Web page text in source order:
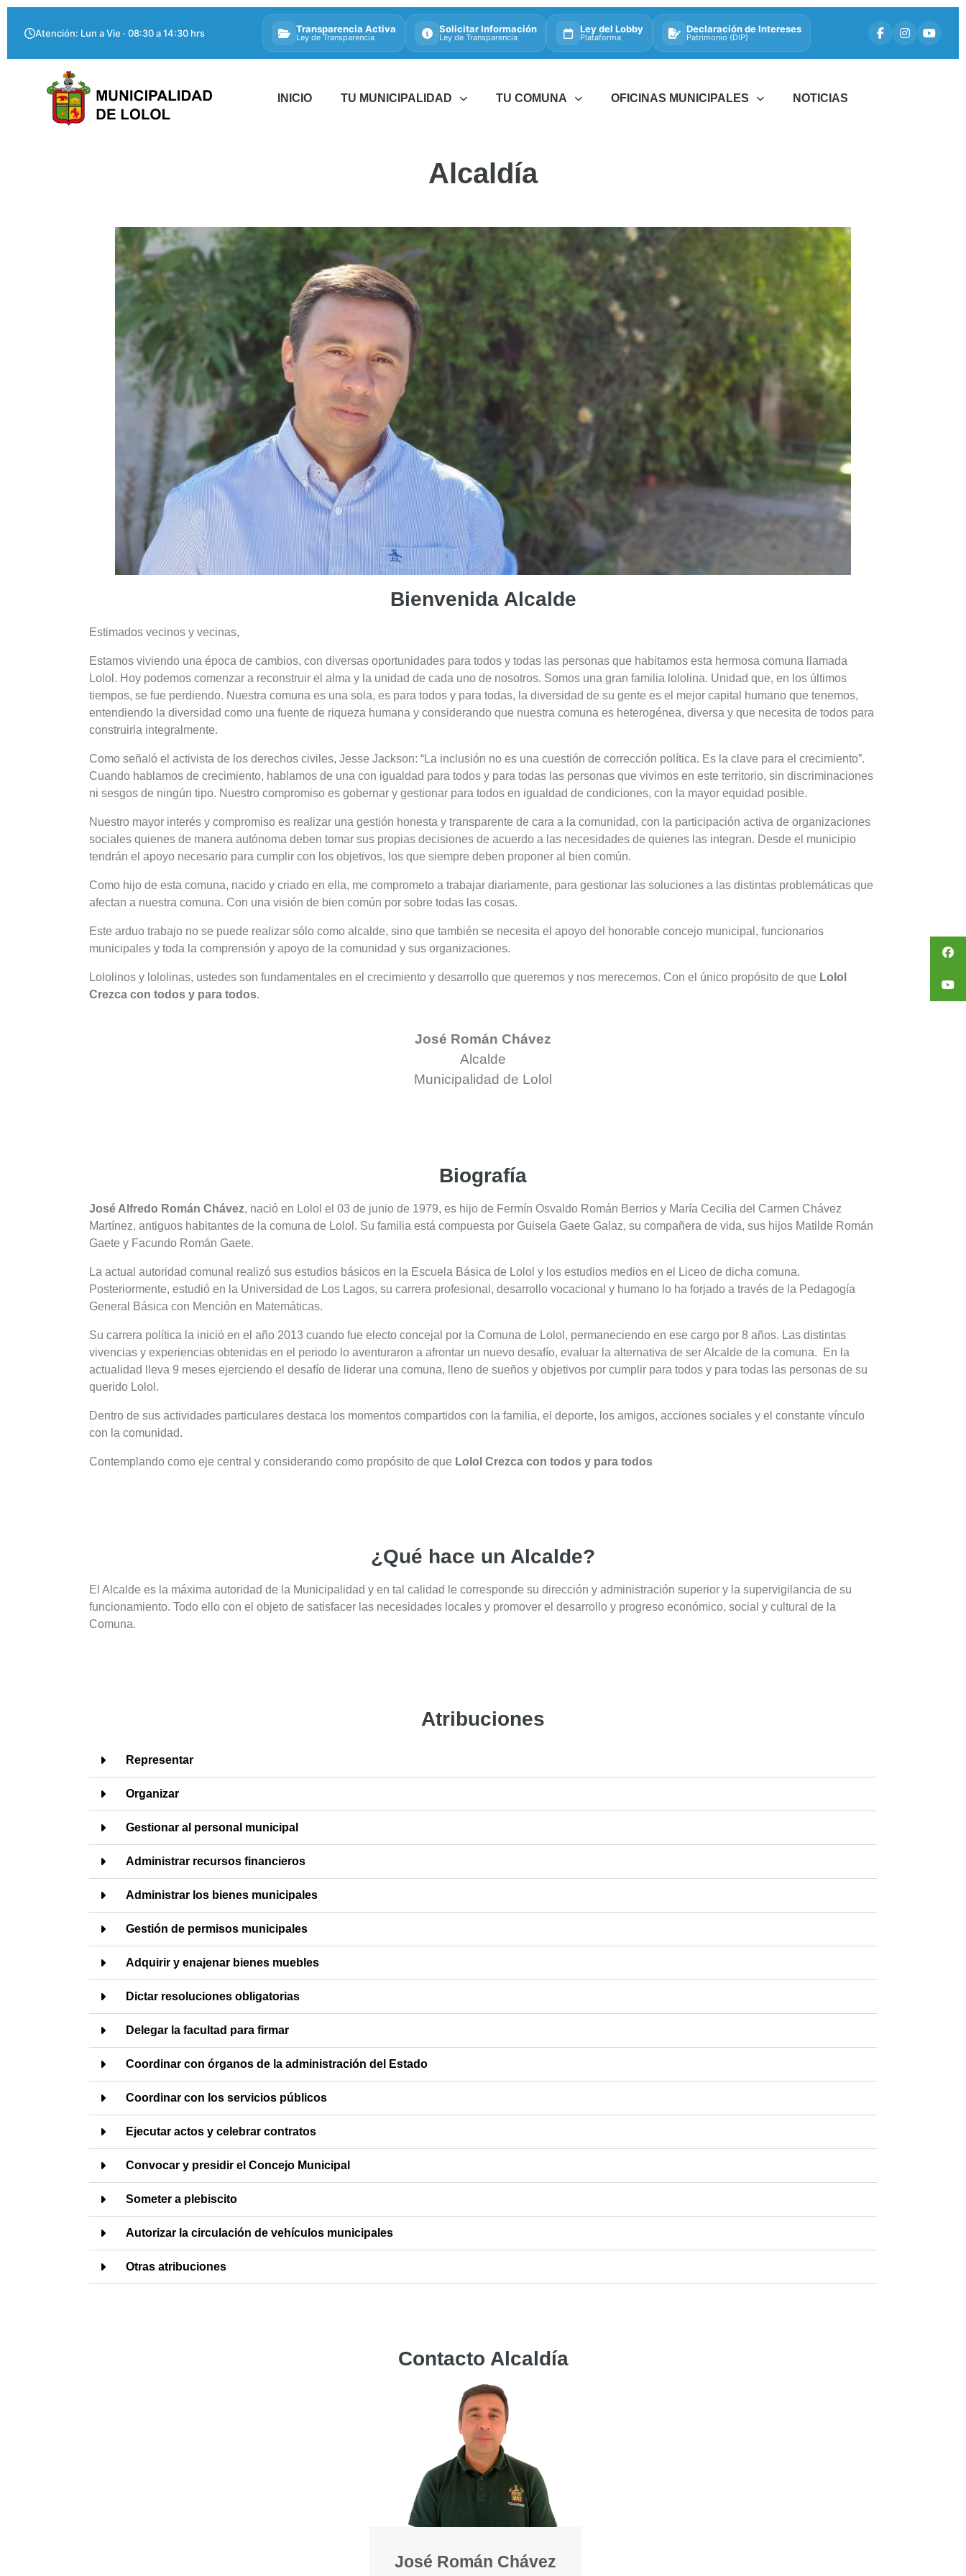
Atención: Lun a Vie · 08:30 a 14:30 hrs Transparencia Activa
Ley de Transparencia
Solicitar Información
Ley de Transparencia
Ley del Lobby
Plataforma
Declaración de Intereses
Patrimonio (DIP)
INICIO TU MUNICIPALIDAD TU COMUNA OFICINAS MUNICIPALES NOTICIAS
Alcaldía
Bienvenida Alcalde
Estimados vecinos y vecinas,
Estamos viviendo una época de cambios, con diversas oportunidades para todos y todas las personas que habitamos esta hermosa comuna llamada
Lolol. Hoy podemos comenzar a reconstruir el alma y la unidad de cada uno de nosotros. Somos una gran familia lololina. Unidad que, en los últimos
tiempos, se fue perdiendo. Nuestra comuna es una sola, es para todos y para todas, la diversidad de su gente es el mejor capital humano que tenemos,
entendiendo la diversidad como una fuente de riqueza humana y considerando que nuestra comuna es heterogénea, diversa y que necesita de todos para
construirla integralmente.
Como señaló el activista de los derechos civiles, Jesse Jackson: “La inclusión no es una cuestión de corrección política. Es la clave para el crecimiento”.
Cuando hablamos de crecimiento, hablamos de una con igualdad para todos y para todas las personas que vivimos en este territorio, sin discriminaciones
ni sesgos de ningún tipo. Nuestro compromiso es gobernar y gestionar para todos en igualdad de condiciones, con la mayor equidad posible.
Nuestro mayor interés y compromiso es realizar una gestión honesta y transparente de cara a la comunidad, con la participación activa de organizaciones
sociales quienes de manera autónoma deben tomar sus propias decisiones de acuerdo a las necesidades de quienes las integran. Desde el municipio
tendrán el apoyo necesario para cumplir con los objetivos, los que siempre deben proponer al bien común.
Como hijo de esta comuna, nacido y criado en ella, me comprometo a trabajar diariamente, para gestionar las soluciones a las distintas problemáticas que
afectan a nuestra comuna. Con una visión de bien común por sobre todas las cosas.
Este arduo trabajo no se puede realizar sólo como alcalde, sino que también se necesita el apoyo del honorable concejo municipal, funcionarios
municipales y toda la comprensión y apoyo de la comunidad y sus organizaciones.
Lololinos y lololinas, ustedes son fundamentales en el crecimiento y desarrollo que queremos y nos merecemos. Con el único propósito de que Lolol
Crezca con todos y para todos.
José Román Chávez
Alcalde
Municipalidad de Lolol
Biografía
José Alfredo Román Chávez, nació en Lolol el 03 de junio de 1979, es hijo de Fermín Osvaldo Román Berrios y María Cecilia del Carmen Chávez
Martínez, antiguos habitantes de la comuna de Lolol. Su familia está compuesta por Guisela Gaete Galaz, su compañera de vida, sus hijos Matilde Román
Gaete y Facundo Román Gaete.
La actual autoridad comunal realizó sus estudios básicos en la Escuela Básica de Lolol y los estudios medios en el Liceo de dicha comuna.
Posteriormente, estudió en la Universidad de Los Lagos, su carrera profesional, desarrollo vocacional y humano lo ha forjado a través de la Pedagogía
General Básica con Mención en Matemáticas.
Su carrera política la inició en el año 2013 cuando fue electo concejal por la Comuna de Lolol, permaneciendo en ese cargo por 8 años. Las distintas
vivencias y experiencias obtenidas en el periodo lo aventuraron a afrontar un nuevo desafío, evaluar la alternativa de ser Alcalde de la comuna. En la
actualidad lleva 9 meses ejerciendo el desafío de liderar una comuna, lleno de sueños y objetivos por cumplir para todos y para todas las personas de su
querido Lolol.
Dentro de sus actividades particulares destaca los momentos compartidos con la familia, el deporte, los amigos, acciones sociales y el constante vínculo
con la comunidad.
Contemplando como eje central y considerando como propósito de que Lolol Crezca con todos y para todos
¿Qué hace un Alcalde?
El Alcalde es la máxima autoridad de la Municipalidad y en tal calidad le corresponde su dirección y administración superior y la supervigilancia de su
funcionamiento. Todo ello con el objeto de satisfacer las necesidades locales y promover el desarrollo y progreso económico, social y cultural de la
Comuna.
Atribuciones
Representar
Organizar
Gestionar al personal municipal
Administrar recursos financieros
Administrar los bienes municipales
Gestión de permisos municipales
Adquirir y enajenar bienes muebles
Dictar resoluciones obligatorias
Delegar la facultad para firmar
Coordinar con órganos de la administración del Estado
Coordinar con los servicios públicos
Ejecutar actos y celebrar contratos
Convocar y presidir el Concejo Municipal
Someter a plebiscito
Autorizar la circulación de vehículos municipales
Otras atribuciones
Contacto Alcaldía
José Román Chávez